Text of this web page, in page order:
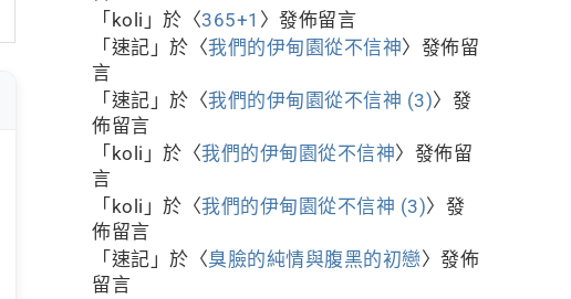
「koli 」於〈365+1 〉發佈留言
「速記 」於〈我們的伊甸園從不信神〉發佈留
言
「速記 」於〈我們的伊甸園從不信神 (3)〉發
佈留言
「koli 」於〈我們的伊甸園從不信神〉發佈留
言
「koli 」於〈我們的伊甸園從不信神 (3)〉發
佈留言
「速記 」於〈臭臉的純情與腹黑的初戀〉發佈
留言